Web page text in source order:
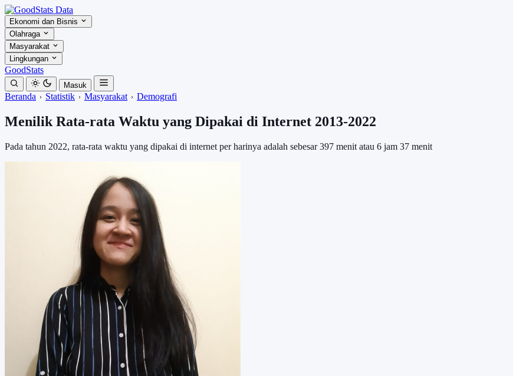
Ekonomi dan Bisnis
Olahraga
Masyarakat
Lingkungan
GoodStats
Masuk
Beranda Statistik Masyarakat Demografi
Menilik Rata-rata Waktu yang Dipakai di Internet 2013-2022
Pada tahun 2022, rata-rata waktu yang dipakai di internet per harinya adalah sebesar 397 menit atau 6 jam 37 menit